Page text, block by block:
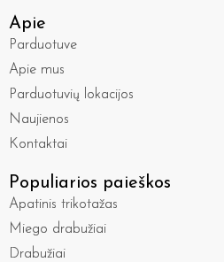
Apie
Parduotuve
Apie mus
Parduotuvių lokacijos
Naujienos
Kontaktai
Populiarios paieškos
Apatinis trikotažas
Miego drabužiai
Drabužiai